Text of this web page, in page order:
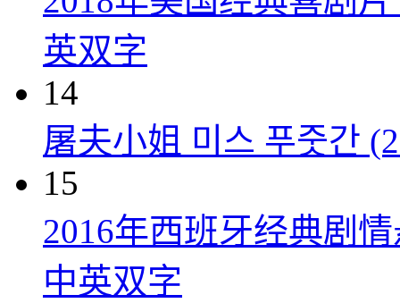
英双字
14
屠夫小姐 미스 푸줏간
15
2016年西班牙经典剧
中英双字